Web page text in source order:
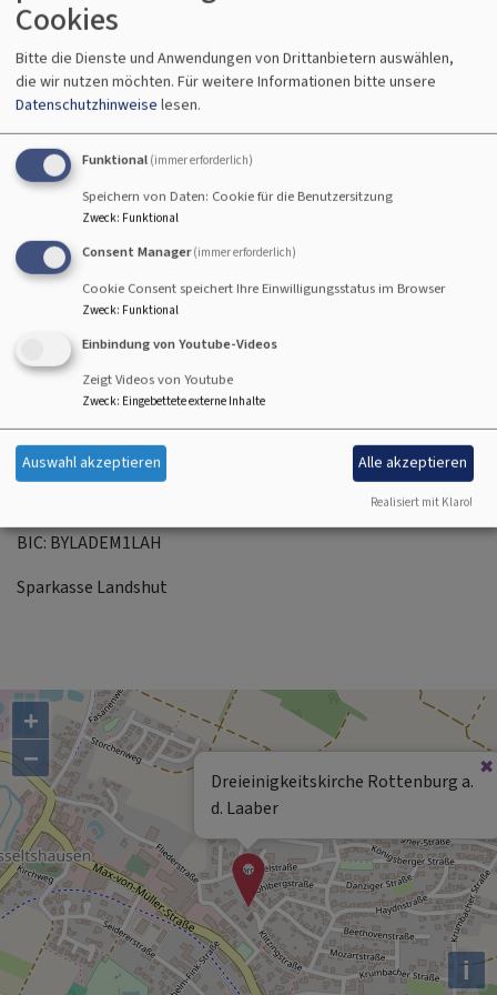
Tel.
08781-2654 (Pfarrbüro)
+49 15174120741 (Pfrin. Veronika Mavridis)
Fax
08781-8318
Email
pfarramt.rottenburg@elkb.de
Freitag 8 - 12 Uhr
Konto der Evang. Kirchengemeinde:
Evang.-Luth. Kirchengemeinde Rottenburg
BIC: BYLADEM1LAH
Sparkasse Landshut
Dreieinigkeitskirche Rottenburg a.
d. Laaber
+
−
i
Cookies
Bitte die Dienste und Anwendungen von Drittanbietern auswählen,
die wir nutzen möchten. Für weitere Informationen bitte unsere
Datenschutzhinweise lesen.
Funktional (immer erforderlich)
Speichern von Daten: Cookie für die Benutzersitzung
Zweck: Funktional
Consent Manager (immer erforderlich)
Cookie Consent speichert Ihre Einwilligungsstatus im Browser
Zweck: Funktional
Einbindung von Youtube-Videos
Zeigt Videos von Youtube
Zweck: Eingebettete externe Inhalte
Auswahl akzeptieren Alle akzeptieren
Realisiert mit Klaro!